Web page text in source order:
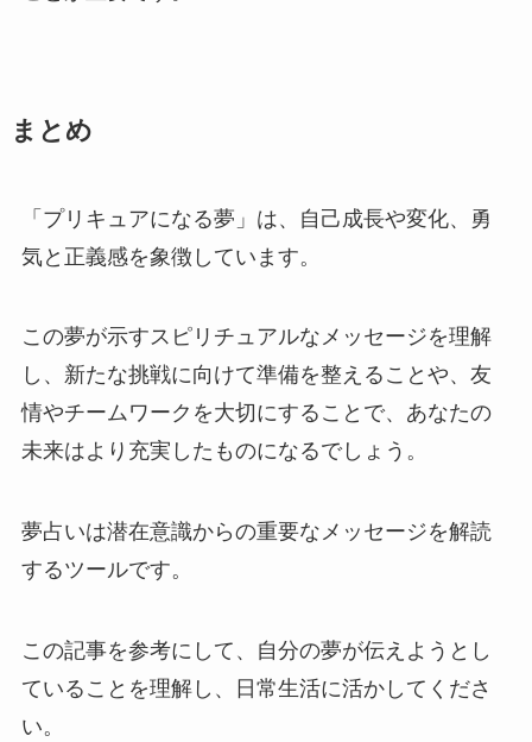
まとめ
「プリキュアになる夢」は、自己成長や変化、勇
気と正義感を象徴しています。
この夢が示すスピリチュアルなメッセージを理解
し、新たな挑戦に向けて準備を整えることや、友
情やチームワークを大切にすることで、あなたの
未来はより充実したものになるでしょう。
夢占いは潜在意識からの重要なメッセージを解読
するツールです。
この記事を参考にして、自分の夢が伝えようとし
ていることを理解し、日常生活に活かしてくださ
い。